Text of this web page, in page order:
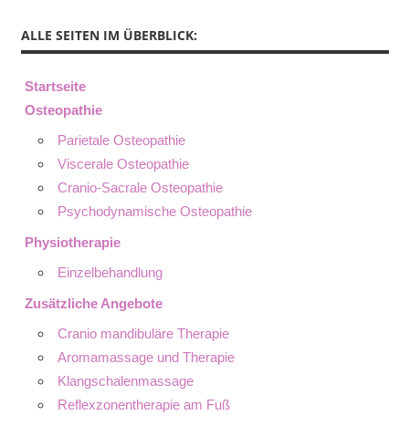
ALLE SEITEN IM ÜBERBLICK:
Startseite
Osteopathie
Parietale Osteopathie
Viscerale Osteopathie
Cranio-Sacrale Osteopathie
Psychodynamische Osteopathie
Physiotherapie
Einzelbehandlung
Zusätzliche Angebote
Cranio mandibuläre Therapie
Aromamassage und Therapie
Klangschalenmassage
Reflexzonentherapie am Fuß